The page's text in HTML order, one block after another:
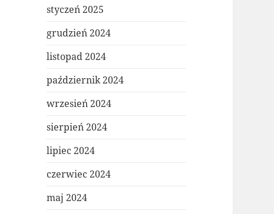
styczeń 2025
grudzień 2024
listopad 2024
październik 2024
wrzesień 2024
sierpień 2024
lipiec 2024
czerwiec 2024
maj 2024